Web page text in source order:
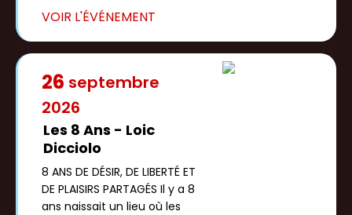
26 septembre
2026
Les 8 Ans - Loic
Dicciolo
8 ANS DE DÉSIR, DE LIBERTÉ ET
DE PLAISIRS PARTAGÉS Il y a 8
ans naissait un lieu où les